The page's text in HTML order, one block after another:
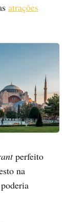
atrações
perfeito
na